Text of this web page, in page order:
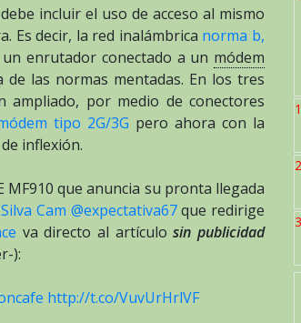
incluir el uso de acceso al mismo
Es decir, la red inalámbrica norma b,
enrutador conectado a un módem
las normas mentadas. En los tres
ampliado, por medio de conectores
tipo 2G/3G pero ahora con la
inflexión.
que anuncia su pronta llegada
Cam @expectativa67que redirige
va directo al artículosin publicidad
):
http://t.co/VuvUrHrlVF